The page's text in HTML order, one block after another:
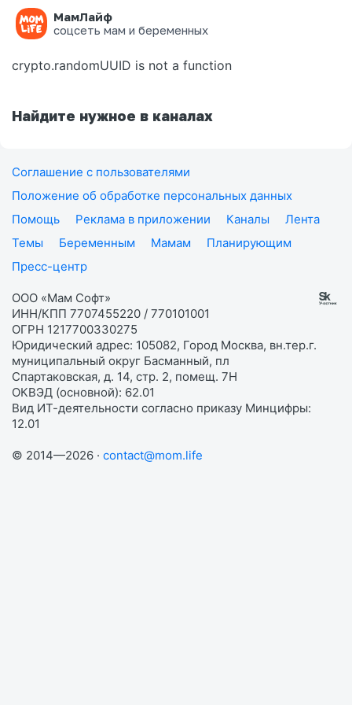
МамЛайф
соцсеть мам и беременных
Ошибка на странице
crypto.randomUUID is not a function
Найдите нужное в каналах
Соглашение с пользователями
Положение об обработке персональных данных
Помощь
Реклама в приложении Каналы
Лента
Темы
Беременным Мамам
Планирующим
Пресс-центр
ООО «Мам Софт»
ИНН/КПП 7707455220 / 770101001
ОГРН 1217700330275
Юридический адрес: 105082, Город Москва, вн.тер.г.
муниципальный округ Басманный, пл
Спартаковская, д. 14, стр. 2, помещ. 7Н
ОКВЭД (основной): 62.01
Вид ИТ-деятельности согласно приказу Минцифры:
12.01
© 2014—2026 · contact@mom.life